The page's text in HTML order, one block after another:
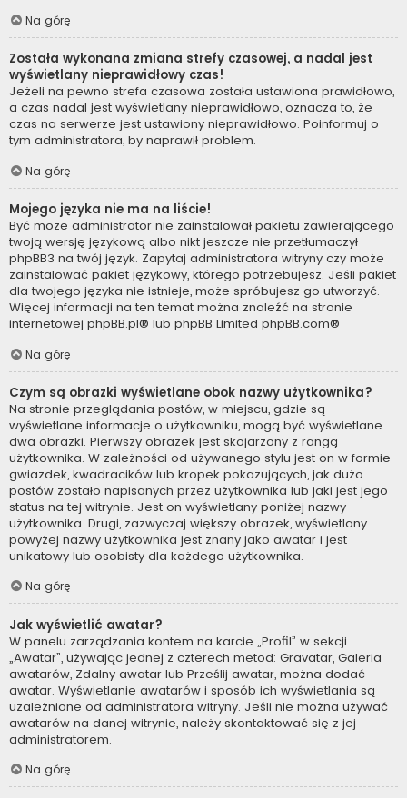
Na górę
Została wykonana zmiana strefy czasowej, a nadal jest
wyświetlany nieprawidłowy czas!
Jeżeli na pewno strefa czasowa została ustawiona prawidłowo,
a czas nadal jest wyświetlany nieprawidłowo, oznacza to, że
czas na serwerze jest ustawiony nieprawidłowo. Poinformuj o
tym administratora, by naprawił problem.
Na górę
Mojego języka nie ma na liście!
Być może administrator nie zainstalował pakietu zawierającego
twoją wersję językową albo nikt jeszcze nie przetłumaczył
phpBB3 na twój język. Zapytaj administratora witryny czy może
zainstalować pakiet językowy, którego potrzebujesz. Jeśli pakiet
dla twojego języka nie istnieje, może spróbujesz go utworzyć.
Więcej informacji na ten temat można znaleźć na stronie
internetowej phpBB.pl® lub phpBB Limited phpBB.com®
Na górę
Czym są obrazki wyświetlane obok nazwy użytkownika?
Na stronie przeglądania postów, w miejscu, gdzie są
wyświetlane informacje o użytkowniku, mogą być wyświetlane
dwa obrazki. Pierwszy obrazek jest skojarzony z rangą
użytkownika. W zależności od używanego stylu jest on w formie
gwiazdek, kwadracików lub kropek pokazujących, jak dużo
postów zostało napisanych przez użytkownika lub jaki jest jego
status na tej witrynie. Jest on wyświetlany poniżej nazwy
użytkownika. Drugi, zazwyczaj większy obrazek, wyświetlany
powyżej nazwy użytkownika jest znany jako awatar i jest
unikatowy lub osobisty dla każdego użytkownika.
Na górę
Jak wyświetlić awatar?
W panelu zarządzania kontem na karcie „Profil” w sekcji
„Awatar”, używając jednej z czterech metod: Gravatar, Galeria
awatarów, Zdalny awatar lub Prześlij awatar, można dodać
awatar. Wyświetlanie awatarów i sposób ich wyświetlania są
uzależnione od administratora witryny. Jeśli nie można używać
awatarów na danej witrynie, należy skontaktować się z jej
administratorem.
Na górę